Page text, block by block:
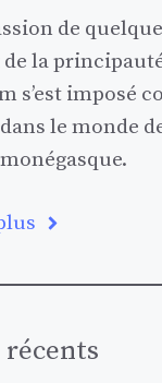
de
la
s’est imposé
le monde